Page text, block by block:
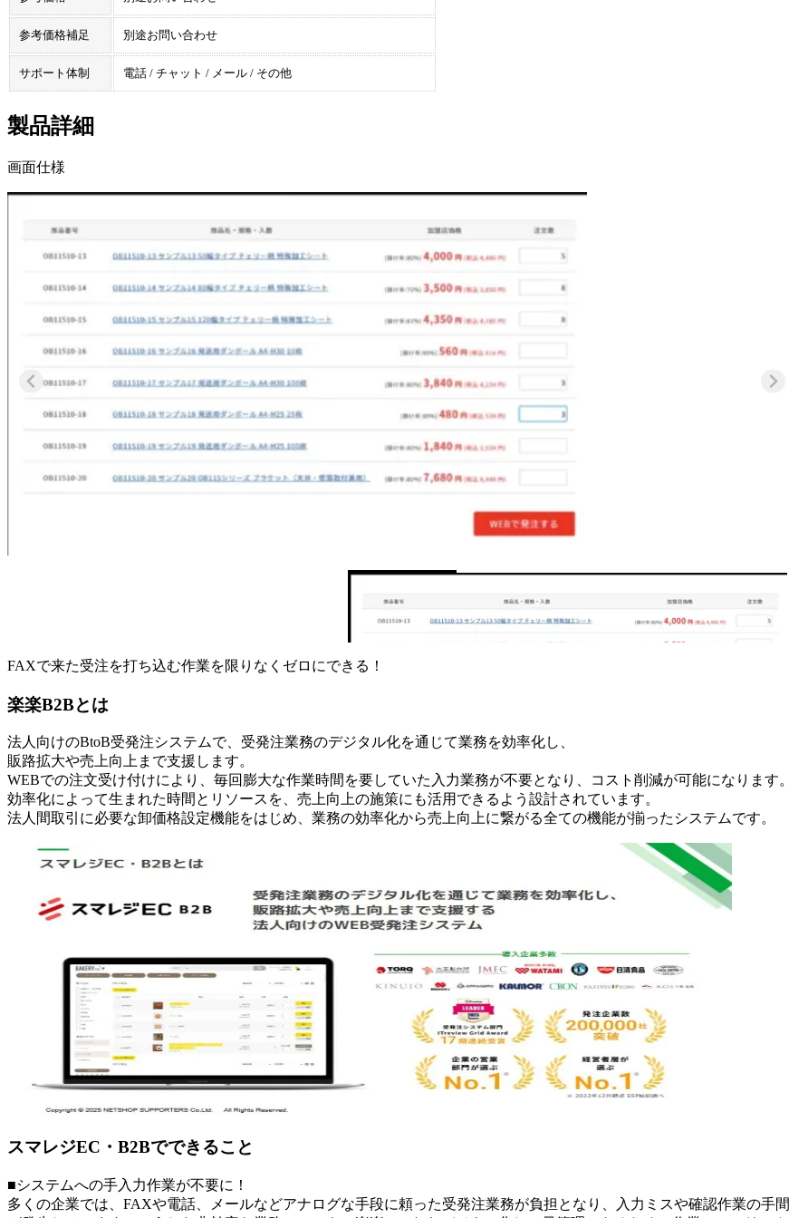
参考価格補足 別途お問い合わせ
サポート体制 電話 / チャット / メール / その他
製品詳細
画面仕様
FAXで来た受注を打ち込む作業を限りなくゼロにできる！
楽楽B2Bとは
法人向けのBtoB受発注システムで、受発注業務のデジタル化を通じて業務を効率化し、
販路拡大や売上向上まで支援します。
WEBでの注文受け付けにより、毎回膨大な作業時間を要していた入力業務が不要となり、コスト削減が可能になります。
効率化によって生まれた時間とリソースを、売上向上の施策にも活用できるよう設計されています。
法人間取引に必要な卸価格設定機能をはじめ、業務の効率化から売上向上に繋がる全ての機能が揃ったシステムです。
スマレジEC・B2Bでできること
■システムへの手入力作業が不要に！
多くの企業では、FAXや電話、メールなどアナログな手段に頼った受発注業務が負担となり、入力ミスや確認作業の手間